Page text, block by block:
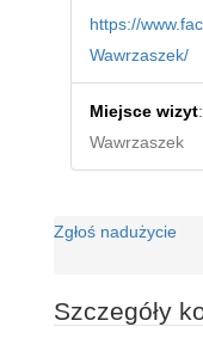
https://
Wawrzaszek/
Miejsce wizyt:
Wawrzaszek
Zgłoś nadużycie
Szczegóły